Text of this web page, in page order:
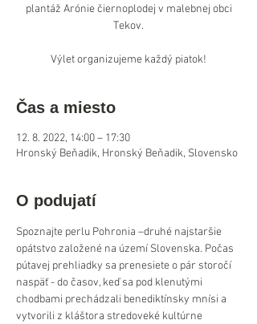
plantáž Arónie čiernoplodej v malebnej obci
Tekov.
Výlet organizujeme každý piatok!
Čas a miesto
12. 8. 2022, 14:00 – 17:30
Hronský Beňadik, Hronský Beňadik, Slovensko
O podujatí
Spoznajte perlu Pohronia –druhé najstaršie
opátstvo založené na území Slovenska. Počas
pútavej prehliadky sa prenesiete o pár storočí
naspäť - do časov, keď sa pod klenutými
chodbami prechádzali benediktínsky mnísi a
vytvorili z kláštora stredoveké kultúrne